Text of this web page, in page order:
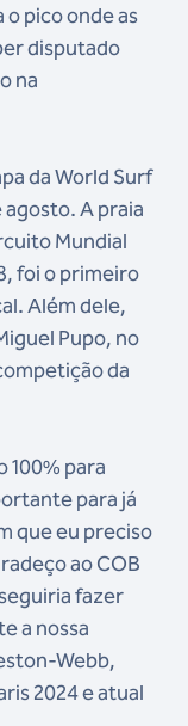
o pico onde as
disputado
na
da World Surf
agosto. A praia
Mundial
foi o primeiro
Além dele,
Pupo, no
da
para
para já
que eu preciso
ao COB
fazer
a nossa
Webb,
2024 e atual